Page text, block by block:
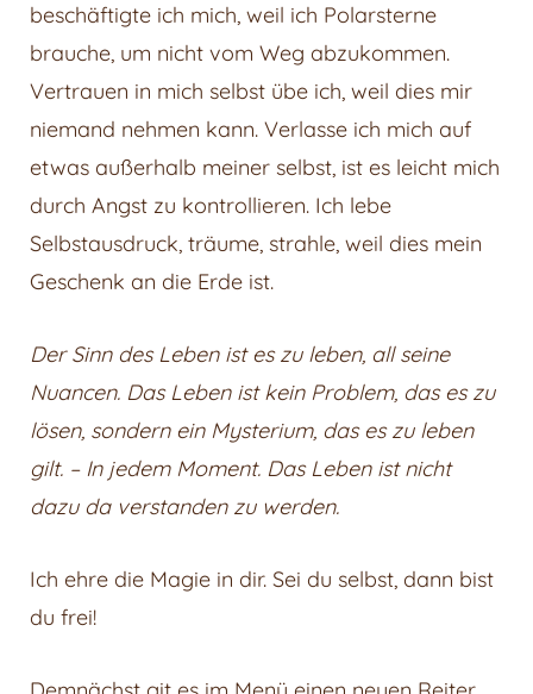
beschäftigte ich mich, weil ich Polarsterne
brauche, um nicht vom Weg abzukommen.
Vertrauen in mich selbst übe ich, weil dies mir
niemand nehmen kann. Verlasse ich mich auf
etwas außerhalb meiner selbst, ist es leicht mich
durch Angst zu kontrollieren. Ich lebe
Selbstausdruck, träume, strahle, weil dies mein
Geschenk an die Erde ist.
Der Sinn des Leben ist es zu leben, all seine
Nuancen. Das Leben ist kein Problem, das es zu
lösen, sondern ein Mysterium, das es zu leben
gilt. – In jedem Moment. Das Leben ist nicht
dazu da verstanden zu werden.
Ich ehre die Magie in dir. Sei du selbst, dann bist
du frei!